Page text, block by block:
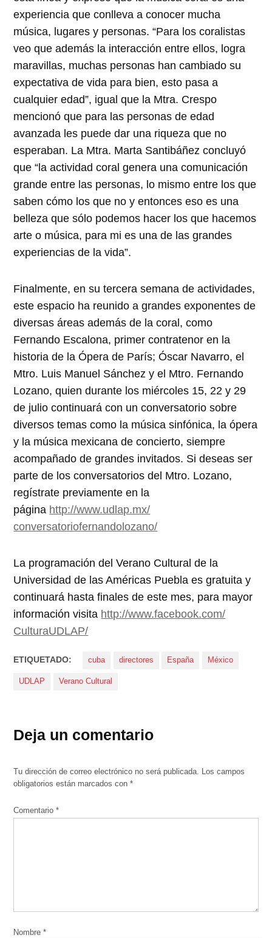
experiencia que conlleva a conocer mucha
música, lugares y personas. “Para los coralistas
veo que además la interacción entre ellos, logra
maravillas, muchas personas han cambiado su
expectativa de vida para bien, esto pasa a
cualquier edad”, igual que la Mtra. Crespo
mencionó que para las personas de edad
avanzada les puede dar una riqueza que no
esperaban. La Mtra. Marta Santibáñez concluyó
que “la actividad coral genera una comunicación
grande entre las personas, lo mismo entre los que
saben cómo los que no y entonces eso es una
belleza que sólo podemos hacer los que hacemos
arte o música, para mi es una de las grandes
experiencias de la vida”.
Finalmente, en su tercera semana de actividades,
este espacio ha reunido a grandes exponentes de
diversas áreas además de la coral, como
Fernando Escalona, primer contratenor en la
historia de la Ópera de París; Óscar Navarro, el
Mtro. Luis Manuel Sánchez y el Mtro. Fernando
Lozano, quien durante los miércoles 15, 22 y 29
de julio continuará con un conversatorio sobre
diversos temas como la música sinfónica, la ópera
y la música mexicana de concierto, siempre
acompañado de grandes invitados. Si deseas ser
parte de los conversatorios del Mtro. Lozano,
regístrate previamente en la
página http://www.udlap.mx/
conversatoriofernandolozano/
La programación del Verano Cultural de la
Universidad de las Américas Puebla es gratuita y
continuará hasta finales de este mes, para mayor
información visita http://www.facebook.com/
CulturaUDLAP/
ETIQUETADO: cuba directores España México
UDLAP Verano Cultural
Deja un comentario
Tu dirección de correo electrónico no será publicada. Los campos
obligatorios están marcados con*
Comentario*
Nombre*